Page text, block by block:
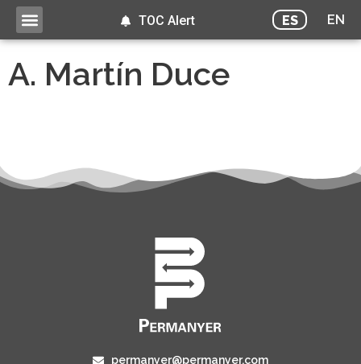
ES EN
TOC Alert
A. Martín Duce
permanyer@permanyer.com